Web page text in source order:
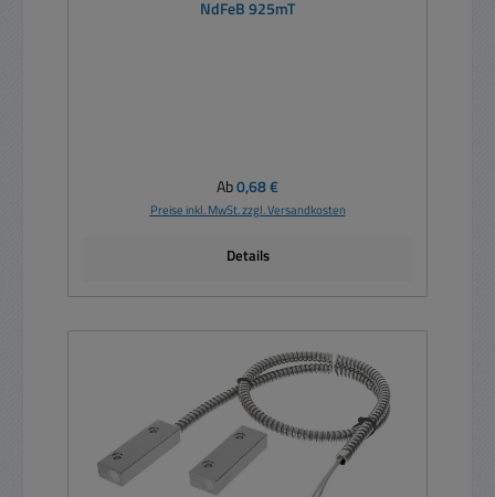
NdFeB 925mT
Regulärer Preis:
Ab0,68 €
Preise inkl. MwSt. zzgl. Versandkosten
Details